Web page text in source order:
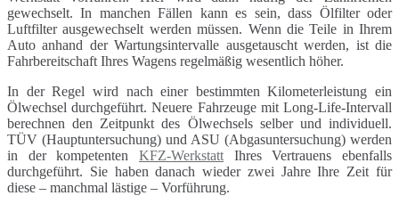
gewechselt. In manchen Fällen kann es sein, dass Ölfilter oder
Luftfilter ausgewechselt werden müssen. Wenn die Teile in Ihrem
Auto anhand der Wartungsintervalle ausgetauscht werden, ist die
Fahrbereitschaft Ihres Wagens regelmäßig wesentlich höher.
In der Regel wird nach einer bestimmten Kilometerleistung ein
Ölwechsel durchgeführt. Neuere Fahrzeuge mit Long-Life-Intervall
berechnen den Zeitpunkt des Ölwechsels selber und individuell.
TÜV (Hauptuntersuchung) und ASU (Abgasuntersuchung) werden
in der kompetenten KFZ-Werkstatt Ihres Vertrauens ebenfalls
durchgeführt. Sie haben danach wieder zwei Jahre Ihre Zeit für
diese – manchmal lästige – Vorführung.